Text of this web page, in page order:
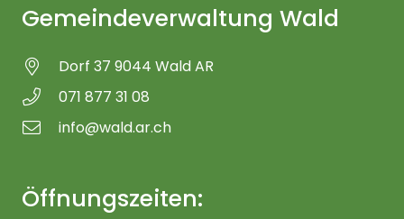
Gemeindeverwaltung Wald
Dorf 37 9044 Wald AR
071 877 31 08
info@wald.ar.ch
Öffnungszeiten: